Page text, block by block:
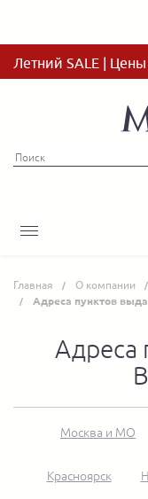
Летний SALE | Цены
Главная О компании
Адреса пунктов
Адреса
Москва и МО
Красноярск